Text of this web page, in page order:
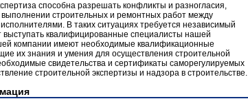
способна разрешать конфликты и разногласия,
выполнении строительных и ремонтных работ между
В таких ситуациях требуется независимый
выступать квалифицированные специалисты нашей
компании имеют необходимые квалификационные
их знания и умения для осуществления строительной
свидетельства и сертификаты саморегулируемых
строительной экспертизы и надзора в строительстве.